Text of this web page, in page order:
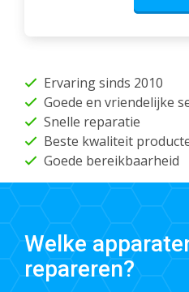
Ervaring sinds 2010
Goede en vriendelijke
Snelle reparatie
Beste kwaliteit
Goede bereikbaarheid
Welke
repareren?